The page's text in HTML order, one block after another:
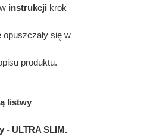
instrukcji krok
opuszczały się w
produktu.
listwy
- ULTRA SLIM.